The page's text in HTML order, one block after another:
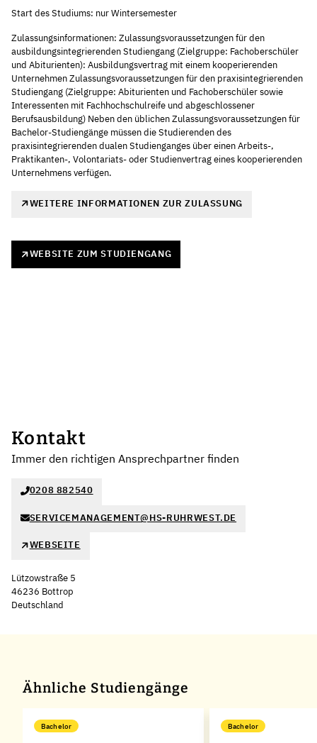
Start des Studiums: nur Wintersemester
Zulassungsinformationen: Zulassungsvoraussetzungen für den
ausbildungsintegrierenden Studiengang (Zielgruppe: Fachoberschüler
und Abiturienten): Ausbildungsvertrag mit einem kooperierenden
Unternehmen Zulassungsvoraussetzungen für den praxisintegrierenden
Studiengang (Zielgruppe: Abiturienten und Fachoberschüler sowie
Interessenten mit Fachhochschulreife und abgeschlossener
Berufsausbildung) Neben den üblichen Zulassungsvoraussetzungen für
Bachelor-Studiengänge müssen die Studierenden des
praxisintegrierenden dualen Studienganges über einen Arbeits-,
Praktikanten-, Volontariats- oder Studienvertrag eines kooperierenden
Unternehmens verfügen.
WEITERE INFORMATIONEN ZUR ZULASSUNG
WEBSITE ZUM STUDIENGANG
Kontakt
Immer den richtigen Ansprechpartner finden
0208 882540
SERVICEMANAGEMENT@HS-RUHRWEST.DE
WEBSEITE
Lützowstraße 5
46236 Bottrop
Deutschland
Ähnliche Studiengänge
Bachelor Bachelor